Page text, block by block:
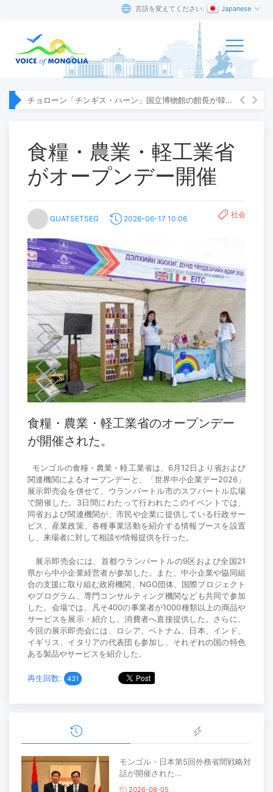
言語を変えてください: Japanese
チョローン「チンギス・ハーン」国立博物館の館長が韓国へ出張
食糧・農業・軽工業省
がオープンデー開催
GUATSETSEG 2026-06-17 10:06 社会
食糧・農業・軽工業省のオープンデー
が開催された。
モンゴルの食糧・農業・軽工業省は、6月12日より省および
関連機関によるオープンデーと、「世界中小企業デー2026」
展示即売会を併せて、ウランバートル市のスフバートル広場
で開催した。3日間にわたって行われたこのイベントでは、
同省および関連機関が、市民や企業に提供している行政サー
ビス、産業政策、各種事業活動を紹介する情報ブースを設置
し、来場者に対して相談や情報提供を行った。
展示即売会には、首都ウランバートルの9区および全国21
県から中小企業経営者が参加した。また、中小企業や協同組
合の支援に取り組む政府機関、NGO団体、国際プロジェクト
やプログラム、専門コンサルティング機関なども共同で参加
した。会場では、凡そ400の事業者が1000種類以上の商品や
サービスを展示・紹介し、消費者へ直接提供した。さらに、
今回の展示即売会には、ロシア、ベトナム、日本、インド、
イギリス、イタリアの代表団も参加し、それぞれの国の特色
ある製品やサービスを紹介した。
再生回数: 431
モンゴル・日本第5回外務省間戦略対
話が開催された...
2026-08-05